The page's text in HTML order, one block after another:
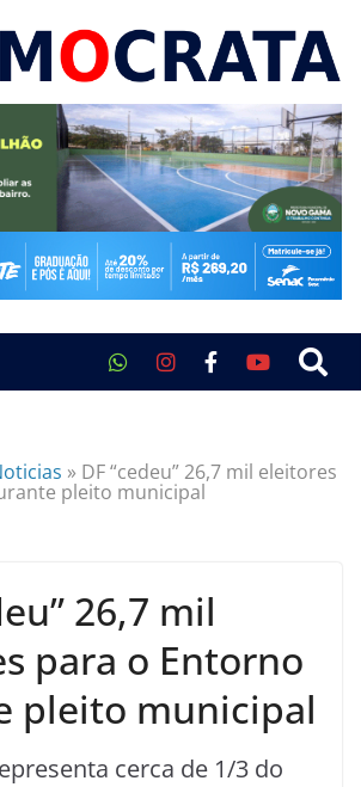
» DF “cedeu” 26,7 mil eleitores
pleito municipal
26,7 mil
para o Entorno
pleito municipal
cerca de 1/3 do